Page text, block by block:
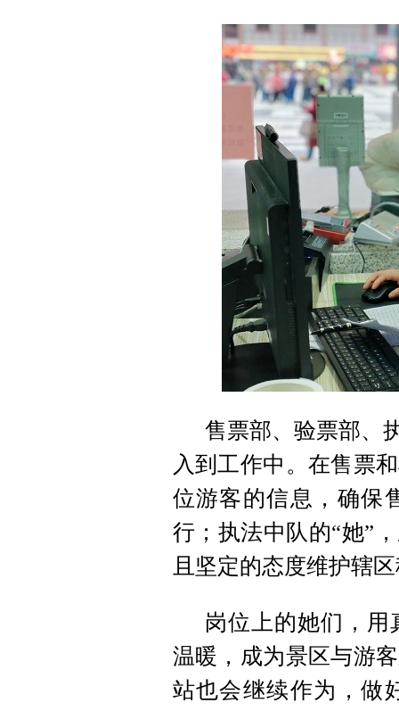
售票部、验票部、
入到工作中。在售票
位游客的信息，确保
行；执法中队的“她”
且坚定的态度维护辖
岗位上的她们，
温暖，成为景区与游
站也会继续作为，做